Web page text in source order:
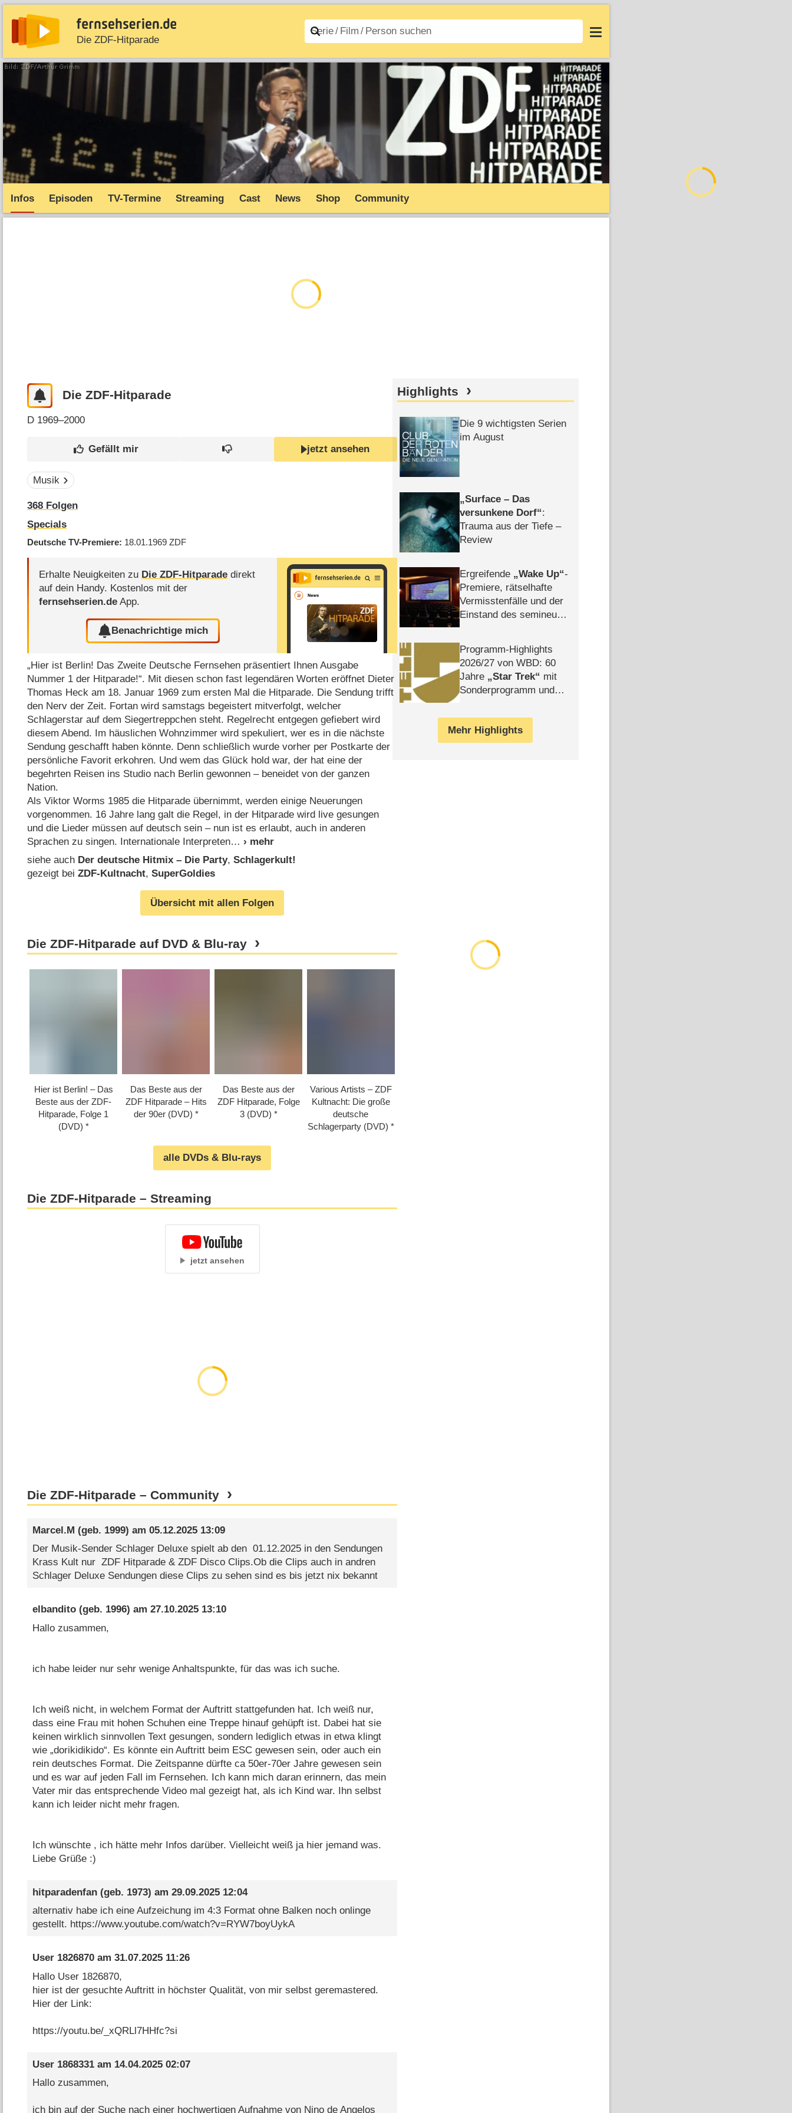
Die ZDF-Hitparade
News Entdecken Streaming Filme A–Z Login
Infos Episoden TV-Termine Streaming Cast News Shop Community
Die ZDF-Hitparade
D 1969–2000
jetzt ansehen
Musik
368 Folgen
Specials
Deutsche TV-Premiere 18.01.1969ZDF
Erhalte Neuigkeiten zu Die ZDF-Hitparade direkt
auf dein Handy. Kostenlos mit der
fernsehserien.de App.
Benachrichtige mich
„Hier ist Berlin! Das Zweite Deutsche Fernsehen präsentiert Ihnen Ausgabe
Nummer 1 der Hitparade!“. Mit diesen schon fast legendären Worten eröffnet Dieter
Thomas Heck am 18. Januar 1969 zum ersten Mal die Hitparade. Die Sendung trifft
den Nerv der Zeit. Fortan wird samstags begeistert mitverfolgt, welcher
Schlagerstar auf dem Siegertreppchen steht. Regelrecht entgegen gefiebert wird
diesem Abend. Im häuslichen Wohnzimmer wird spekuliert, wer es in die nächste
Sendung geschafft haben könnte. Denn schließlich wurde vorher per Postkarte der
persönliche Favorit erkohren. Und wem das Glück hold war, der hat eine der
begehrten Reisen ins Studio nach Berlin gewonnen – beneidet von der ganzen
Nation.
Als Viktor Worms 1985 die Hitparade übernimmt, werden einige Neuerungen
vorgenommen. 16 Jahre lang galt die Regel, in der Hitparade wird live gesungen
und die Lieder müssen auf deutsch sein – nun ist es erlaubt, auch in anderen
Sprachen zu singen. Internationale Interpreten
siehe auch Der deutsche Hitmix – Die Party,Schlagerkult!
gezeigt beiZDF-Kultnacht,SuperGoldies
Übersicht mit allen Folgen
Die ZDF-Hitparade auf DVD & Blu-ray
Hier ist Berlin! – Das
Beste aus der ZDF-
Hitparade, Folge 1
(DVD)
Das Beste aus der
ZDF Hitparade – Hits
der 90er (DVD)
Das Beste aus der
ZDF Hitparade, Folge
3 (DVD)
Various Artists – ZDF
Kultnacht: Die große
deutsche
Schlagerparty (DVD)
alle DVDs & Blu-rays
Die ZDF-Hitparade – Streaming
jetzt ansehen
Die ZDF-Hitparade – Community
Marcel.M (geb. 1999) am 05.12.2025 13:09
Der Musik-Sender Schlager Deluxe spielt ab den 01.12.2025 in den Sendungen
Krass Kult nur ZDF Hitparade & ZDF Disco Clips.Ob die Clips auch in andren
Schlager Deluxe Sendungen diese Clips zu sehen sind es bis jetzt nix bekannt
elbandito(geb. 1996) am 27.10.2025 13:10
Hallo zusammen,
ich habe leider nur sehr wenige Anhaltspunkte, für das was ich suche.
Ich weiß nicht, in welchem Format der Auftritt stattgefunden hat. Ich weiß nur,
dass eine Frau mit hohen Schuhen eine Treppe hinauf gehüpft ist. Dabei hat sie
keinen wirklich sinnvollen Text gesungen, sondern lediglich etwas in etwa klingt
wie „dorikidikido“. Es könnte ein Auftritt beim ESC gewesen sein, oder auch ein
rein deutsches Format. Die Zeitspanne dürfte ca 50er-70er Jahre gewesen sein
und es war auf jeden Fall im Fernsehen. Ich kann mich daran erinnern, das mein
Vater mir das entsprechende Video mal gezeigt hat, als ich Kind war. Ihn selbst
kann ich leider nicht mehr fragen.
Ich wünschte , ich hätte mehr Infos darüber. Vielleicht weiß ja hier jemand was.
Liebe Grüße :)
hitparadenfan(geb. 1973) am 29.09.2025 12:04
alternativ habe ich eine Aufzeichung im 4:3 Format ohne Balken noch onlinge
gestellt. https://www.youtube.com/watch?v=RYW7boyUykA
User 1826870am 31.07.2025 11:26
Hallo User 1826870,
hier ist der gesuchte Auftritt in höchster Qualität, von mir selbst geremastered.
Hier der Link:
https://youtu.be/_xQRLl7HHfc?si
User 1868331am 14.04.2025 02:07
Hallo zusammen,
ich bin auf der Suche nach einer hochwertigen Aufnahme von Nino de Angelos
Highlights
Die 9 wichtigsten Serien
im August
Surface – Das
versunkene Dorf :
Trauma aus der Tiefe –
Review
Ergreifende Wake Up -
Premiere, rätselhafte
Vermisstenfälle und der
Einstand des semineuen
Programm-Highlights
2026/​27 von WBD: 60
Jahre
Star Trek
mit
Sonderprogramm und
Mehr Highlights